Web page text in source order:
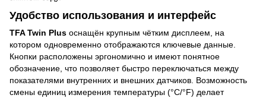
Удобство использования и интерфейс
TFA Twin Plus оснащён крупным чётким дисплеем, на
котором одновременно отображаются ключевые данные.
Кнопки расположены эргономично и имеют понятное
обозначение, что позволяет быстро переключаться между
показателями внутренних и внешних датчиков. Возможность
смены единиц измерения температуры (°C/°F) делает